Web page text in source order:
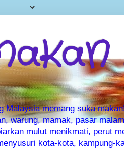
Malaysia memang suka
warung, mamak, pasar
mulut menikmati, perut
kota-kota, kampung-